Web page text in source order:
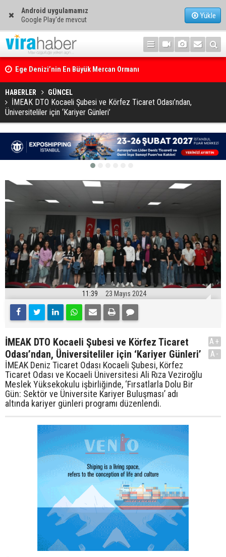
Android uygulamamız
Google Play'de mevcut
Yükle
Ege Denizi’nin En Büyük Mercan Ormanı
HABERLER GÜNCEL
İMEAK DTO Kocaeli Şubesi ve Körfez Ticaret Odası’ndan,
Üniversiteliler için ‘Kariyer Günleri’
11:39 23 Mayıs 2024
İMEAK DTO Kocaeli Şubesi ve Körfez Ticaret
Odası’ndan, Üniversiteliler için ‘Kariyer Günleri’
İMEAK Deniz Ticaret Odası Kocaeli Şubesi, Körfez
Ticaret Odası ve Kocaeli Üniversitesi Ali Rıza Veziroğlu
Meslek Yüksekokulu işbirliğinde, ‘Fırsatlarla Dolu Bir
Gün: Sektör ve Üniversite Kariyer Buluşması’ adı
altında kariyer günleri programı düzenlendi.
A+
A-